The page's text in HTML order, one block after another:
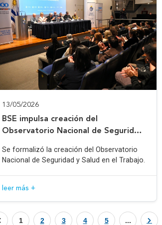
13/05/2026
BSE impulsa creación del
Observatorio Nacional de Seguridad
Se formalizó la creación del Observatorio
Nacional de Seguridad y Salud en el Trabajo.
leer más +
1 2 3 4 5 ...